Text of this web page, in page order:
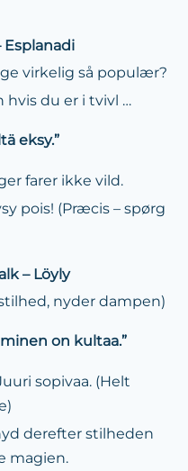
Esplanadi
virkelig så populær?
hvis du er i tvivl …
eksy.”
farer ikke vild.
pois! (Præcis – spørg
– Löyly
nyder dampen)
on kultaa.”
sopivaa. (Helt
derefter stilheden
magien.